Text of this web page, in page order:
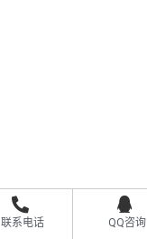
联系电话 QQ咨询